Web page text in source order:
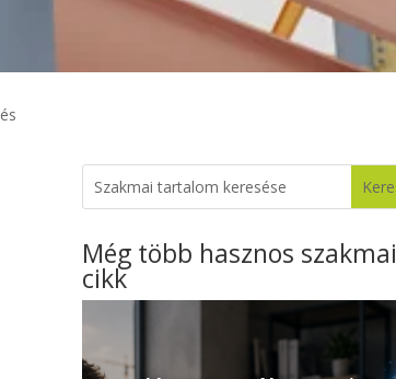
Még több hasznos szakmai
cikk